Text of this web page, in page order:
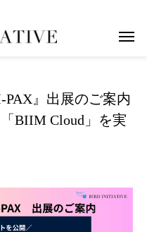
』出展のご案内
BIIM Cloud」を実